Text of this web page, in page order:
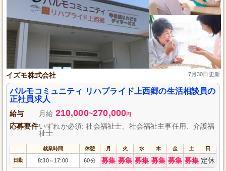
イズモ株式会社 7月30日更新
パルモコミュニティ リハプライド上西郷の生活相談員の
正社員求人
給与 月給 210,000~270,000円
応募要件いずれか必須: 社会福祉士、社会福祉主事任用、介護福
祉士
就業時間 休憩 月 火 水 木 金 土 日
日勤 8:30～ 17:00 60分 募集 募集 募集 募集 募集 募集 定休